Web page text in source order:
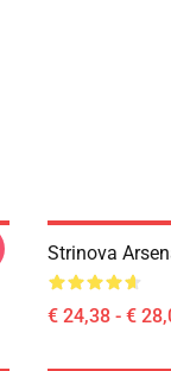
Strinova
€ 24,38 - €